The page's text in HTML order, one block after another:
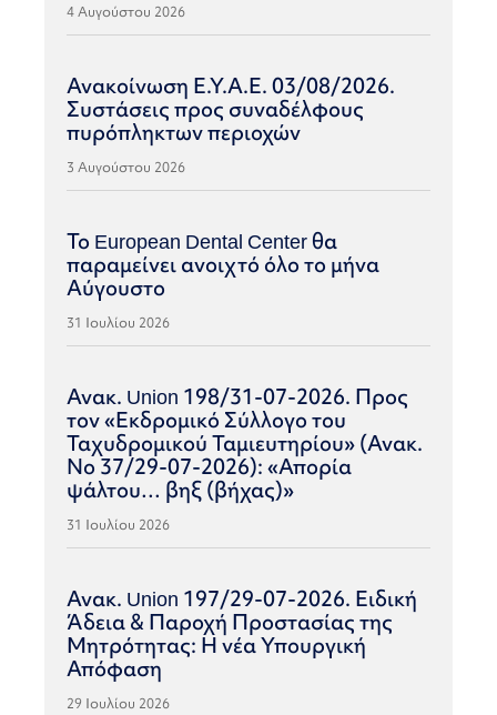
4 Αυγούστου 2026
Ανακοίνωση Ε.Υ.Α.Ε. 03/08/2026.
Συστάσεις προς συναδέλφους
πυρόπληκτων περιοχών
3 Αυγούστου 2026
Το European Dental Center θα
παραμείνει ανοιχτό όλο το μήνα
Αύγουστο
31 Ιουλίου 2026
Ανακ. Union 198/31-07-2026. Προς
τον «Εκδρομικό Σύλλογο του
Ταχυδρομικού Ταμιευτηρίου» (Ανακ.
Νο 37/29-07-2026): «Απορία
ψάλτου… βηξ (βήχας)»
31 Ιουλίου 2026
Ανακ. Union 197/29-07-2026. Ειδική
Άδεια & Παροχή Προστασίας της
Μητρότητας: Η νέα Υπουργική
Απόφαση
29 Ιουλίου 2026